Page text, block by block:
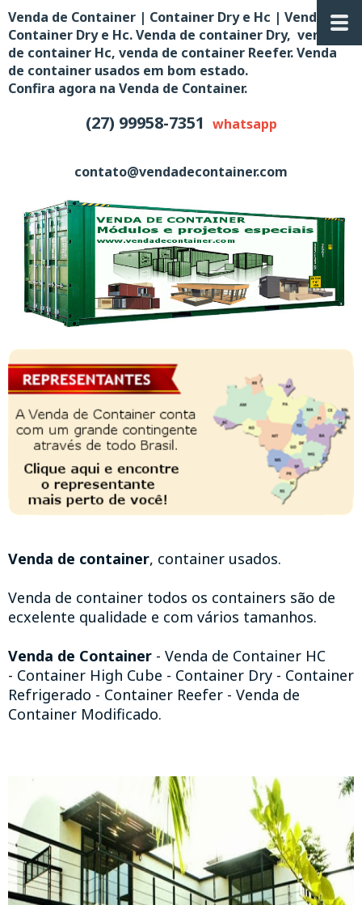
Venda de Container | Container Dry e Hc | Venda de
Container Dry e Hc. Venda de container Dry, venda
de container Hc, venda de container Reefer. Venda
de container usados em bom estado.
Confira agora na Venda de Container.
(27) 99958-7351 whatsapp
contato@vendadecontainer.com
Venda de container, container usados.
Venda de container todos os containers são de
ecxelente qualidade e com vários tamanhos.
Venda de Container - Venda de Container HC
- Container High Cube - Container Dry - Container
Refrigerado - Container Reefer - Venda de
Container Modificado.